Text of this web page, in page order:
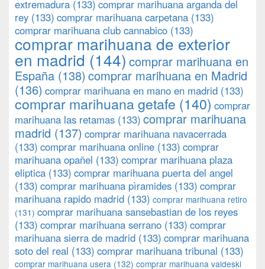
extremadura (133) comprar marihuana arganda del
rey (133) comprar marihuana carpetana (133)
comprar marihuana club cannabico (133)
comprar marihuana de exterior
en madrid (144) comprar marihuana en
España (138) comprar marihuana en Madrid
(136) comprar marihuana en mano en madrid (133)
comprar marihuana getafe (140) comprar
marihuana las retamas (133) comprar marihuana
madrid (137) comprar marihuana navacerrada
(133) comprar marihuana online (133) comprar
marihuana opañel (133) comprar marihuana plaza
eliptica (133) comprar marihuana puerta del angel
(133) comprar marihuana pìramides (133) comprar
marihuana rapido madrid (133) comprar marihuana retiro
(131) comprar marihuana sansebastian de los reyes
(133) comprar marihuana serrano (133) comprar
marihuana sierra de madrid (133) comprar marihuana
soto del real (133) comprar marihuana tribunal (133)
comprar marihuana usera (132) comprar marihuana valdeski